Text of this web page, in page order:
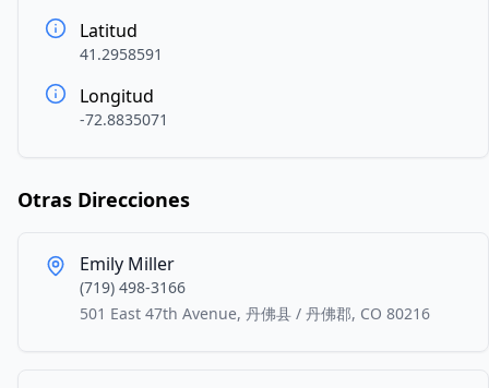
Latitud
41.2958591
Longitud
-72.8835071
Otras Direcciones
Emily Miller
(719) 498-3166
501 East 47th Avenue, 丹佛县 / 丹佛郡, CO 80216